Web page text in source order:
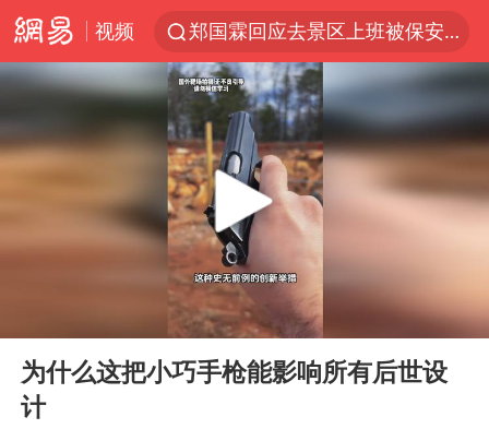
视频
中央气象台发布台风黄色预警
感觉全东北都在等7号
女子利用漏洞0元薅走3000多件家电
金饰克价大幅跳涨
多地要求领导干部带头休假
对话重庆地铁吐血女孩
关之琳否认与27岁模特的恋情
Play
00:58
为什么这把小巧手枪能影响所有后世设
计